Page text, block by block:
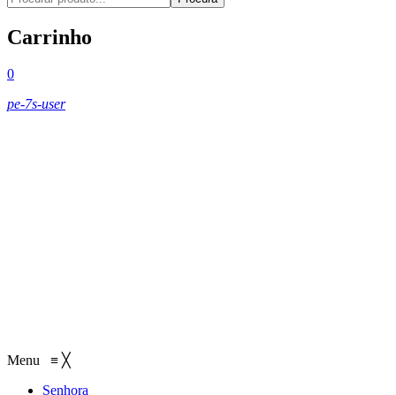
Carrinho
0
pe-7s-user
Menu ≡ ╳
Senhora